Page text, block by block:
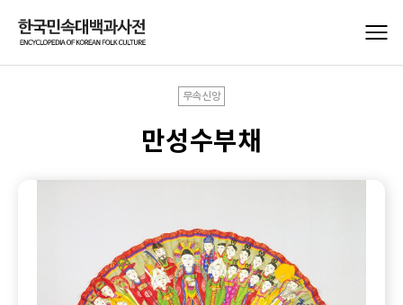
무속신앙
만성수부채